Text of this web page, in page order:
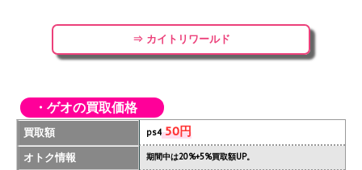
⇒ カイトリワールド
・ゲオの買取価格
買取額 ps450円
オトク情報 期間中は20%+5%買取額UP。